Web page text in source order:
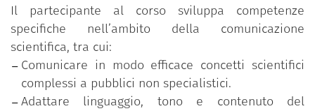
rafforzamento dello scambio tra ricerca e società.
La formazione è coordinata dal Prof. Massimiano
Bucchi (Università di Trento), in collaborazione con
la Venice International University (VIU), impegnata
nel progetto europeo COALESCE.
Il percorso include moduli focalizzati su:
Il partecipante al corso sviluppa competenze
specifiche nell’ambito della comunicazione
scientifica, tra cui:
Comunicare in modo efficace concetti scientifici
complessi a pubblici non specialistici.
Adattare linguaggio, tono e contenuto del